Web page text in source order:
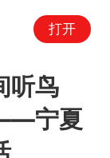
打开
听鸟
宁夏